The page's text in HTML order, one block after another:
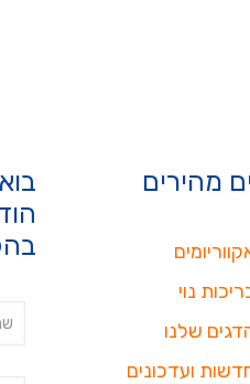
מהירים
נוי
שלנו
ועדכונים